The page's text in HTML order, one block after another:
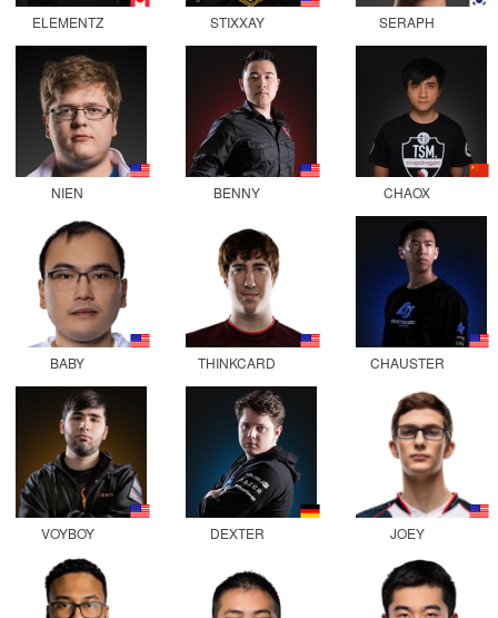
ELEMENTZ STIXXAY SERAPH
NIEN BENNY CHAOX
BABY THINKCARD CHAUSTER
VOYBOY DEXTER JOEY